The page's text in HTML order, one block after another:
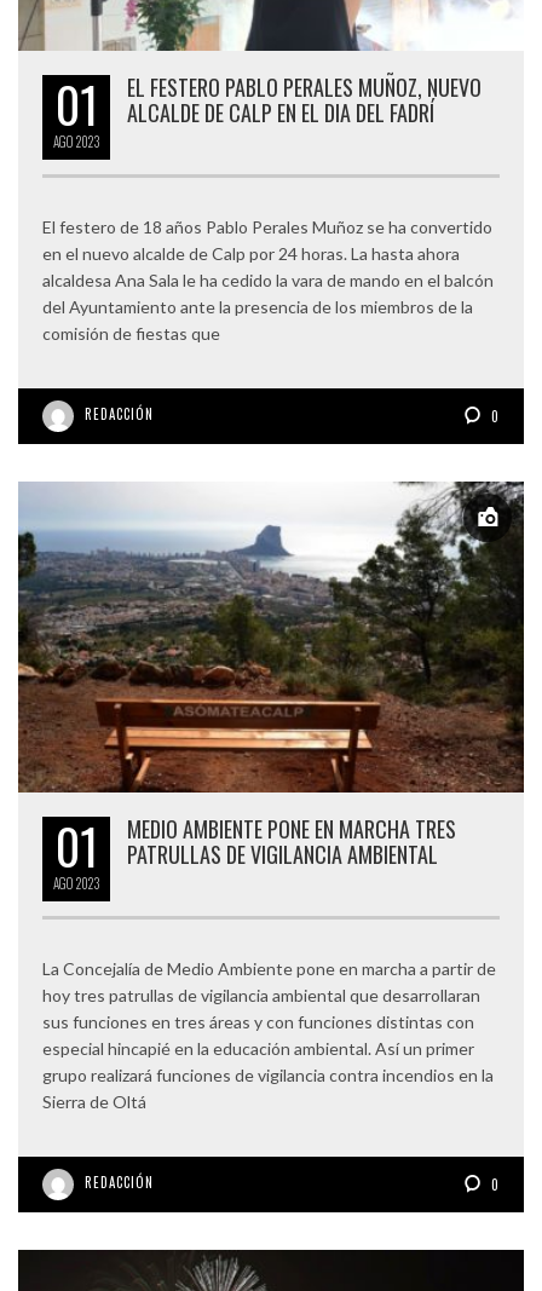
01
AGO2023
EL FESTERO PABLO PERALES MUÑOZ, NUEVO
ALCALDE DE CALP EN EL DIA DEL FADRÍ
El festero de 18 años Pablo Perales Muñoz se ha convertido
en el nuevo alcalde de Calp por 24 horas. La hasta ahora
alcaldesa Ana Sala le ha cedido la vara de mando en el balcón
del Ayuntamiento ante la presencia de los miembros de la
comisión de fiestas que
REDACCIÓN 0
01
AGO2023
MEDIO AMBIENTE PONE EN MARCHA TRES
PATRULLAS DE VIGILANCIA AMBIENTAL
La Concejalía de Medio Ambiente pone en marcha a partir de
hoy tres patrullas de vigilancia ambiental que desarrollaran
sus funciones en tres áreas y con funciones distintas con
especial hincapié en la educación ambiental. Así un primer
grupo realizará funciones de vigilancia contra incendios en la
Sierra de Oltá
REDACCIÓN 0